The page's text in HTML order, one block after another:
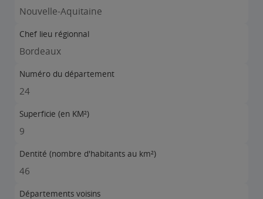
Nouvelle-Aquitaine
Chef lieu régionnal
Bordeaux
Numéro du département
24
Superficie (en KM²)
9
Dentité (nombre d'habitants au km²)
46
Départements voisins